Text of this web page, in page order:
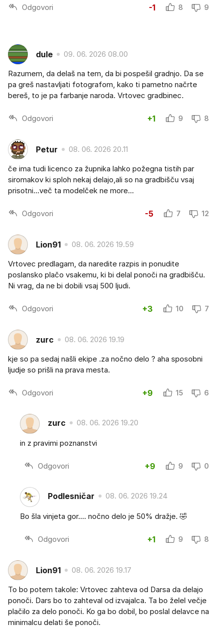
Odgovori -1 8 9
dule 09. 06. 2026 08.00
Razumem, da delaš na tem, da bi pospešil gradnjo. Da se
pa greš nastavljati fotografom, kako ti pametno načrte
bereš, to je pa farbanje naroda. Vrtovec gradbinec.
Odgovori +1 9 8
Petur 08. 06. 2026 20.11
če ima tudi licenco za župnika lahko požegna tistih par
siromakov ki sploh nekaj delajo,ali so na gradbišču vsaj
prisotni...več ta modelček ne more...
Odgovori -5 7 12
Lion91 08. 06. 2026 19.59
Vrtovec predlagam, da naredite razpis in ponudite
poslansko plačo vsakemu, ki bi delal ponoči na gradbišču.
Ni vrag, da ne bi dobili vsaj 500 ljudi.
Odgovori +3 10 7
zurc 08. 06. 2026 19.19
kje so pa sedaj našli ekipe .za nočno delo ? aha sposobni
ljudje so prišli na prava mesta.
Odgovori +9 15 6
zurc 08. 06. 2026 19.20
in z pravimi poznanstvi
Odgovori +9 9 0
Podlesničar 08. 06. 2026 19.24
Bo šla vinjeta gor.... nočno delo je 50% dražje. 🤣
Odgovori +1 9 8
Lion91 08. 06. 2026 19.17
To bo potem takole: Vrtovec zahteva od Darsa da delajo
ponoči. Dars bo to zahteval od izvajalca. Ta bo želel večje
plačilo za delo ponoči. Ko ga bo dobil, bo poslal delavce na
minimalcu delati še ponoči.